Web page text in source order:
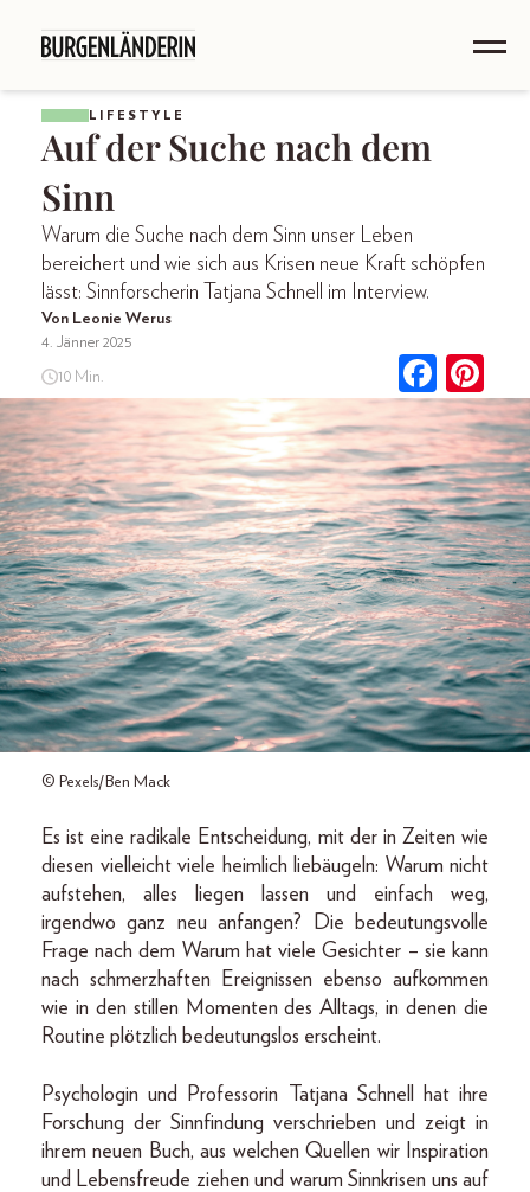
LIFESTYLE
Auf der Suche nach dem
Sinn
Warum die Suche nach dem Sinn unser Leben
bereichert und wie sich aus Krisen neue Kraft schöpfen
lässt: Sinnforscherin Tatjana Schnell im Interview.
Von Leonie Werus
4. Jänner 2025
10 Min.
© Pexels/Ben Mack
Es ist eine radikale Entscheidung, mit der in Zeiten wie
diesen vielleicht viele heimlich liebäugeln: Warum nicht
aufstehen, alles liegen lassen und einfach weg,
irgendwo ganz neu anfangen? Die bedeutungsvolle
Frage nach dem Warum hat viele Gesichter – sie kann
nach schmerzhaften Ereignissen ebenso aufkommen
wie in den stillen Momenten des Alltags, in denen die
Routine plötzlich bedeutungslos erscheint.
Psychologin und Professorin Tatjana Schnell hat ihre
Forschung der Sinnfindung verschrieben und zeigt in
ihrem neuen Buch, aus welchen Quellen wir Inspiration
und Lebensfreude ziehen und warum Sinnkrisen uns auf